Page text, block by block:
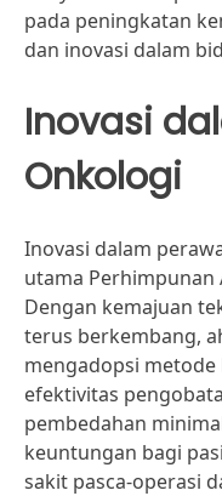
pada peningkatan
dan inovasi dalam
Inovasi
Onkologi
Inovasi dalam
utama Perhimpunan
Dengan kemajuan
terus berkembang,
mengadopsi
efektivitas
pembedahan
keuntungan bagi
sakit pasca-operasi